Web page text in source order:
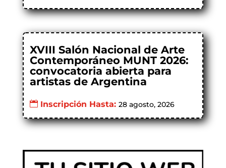
XVIII Salón Nacional de Arte
Contemporáneo MUNT 2026:
convocatoria abierta para
artistas de Argentina
Inscripción Hasta: 28 agosto, 2026